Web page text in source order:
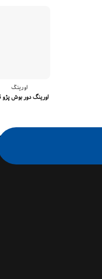
اورینگ
اورینگ دور بوش پژو 206